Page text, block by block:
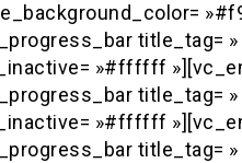
title_tag=
»#ffffff
title_tag= »
»#ffffff
title_tag= »